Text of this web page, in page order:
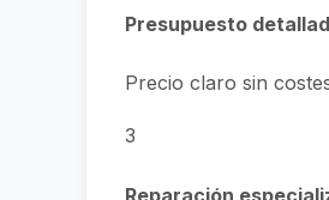
Presupuesto
Precio claro sin
3
Reparación